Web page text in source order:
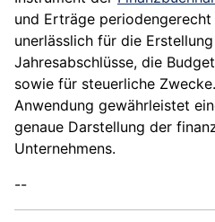
und Erträge
unerlässlich für die
Jahresabschlüsse, die
sowie für steuerliche
Anwendung gewährleistet
genaue Darstellung der
Unternehmens.
--